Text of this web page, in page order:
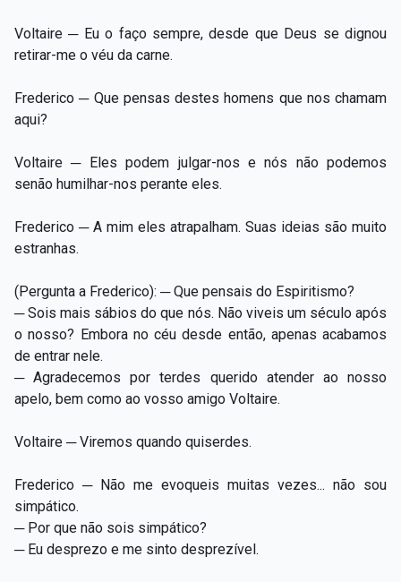
Voltaire ─ Eu o faço sempre, desde que Deus se dignou
retirar-me o véu da carne.
Frederico ─ Que pensas destes homens que nos chamam
aqui?
Voltaire ─ Eles podem julgar-nos e nós não podemos
senão humilhar-nos perante eles.
Frederico ─ A mim eles atrapalham. Suas ideias são muito
estranhas.
(Pergunta a Frederico): ─ Que pensais do Espiritismo?
─ Sois mais sábios do que nós. Não viveis um século após
o nosso? Embora no céu desde então, apenas acabamos
de entrar nele.
─ Agradecemos por terdes querido atender ao nosso
apelo, bem como ao vosso amigo Voltaire.
Voltaire ─ Viremos quando quiserdes.
Frederico ─ Não me evoqueis muitas vezes... não sou
simpático.
─ Por que não sois simpático?
─ Eu desprezo e me sinto desprezível.